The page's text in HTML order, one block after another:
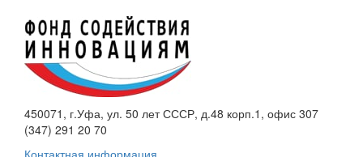
450071, г.Уфа, ул. 50 лет СССР, д.48 корп.1, офис 307
(347) 291 20 70
Контактная информация